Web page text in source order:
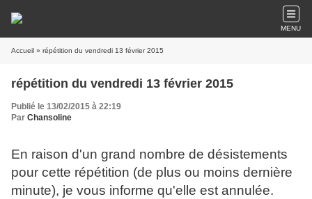
MENU
Accueil » répétition du vendredi 13 février 2015
répétition du vendredi 13 février 2015
Publié le 13/02/2015 à 22:19
Par Chansoline
En raison d'un grand nombre de désistements
pour cette répétition (de plus ou moins dernière
minute), je vous informe qu'elle est annulée.